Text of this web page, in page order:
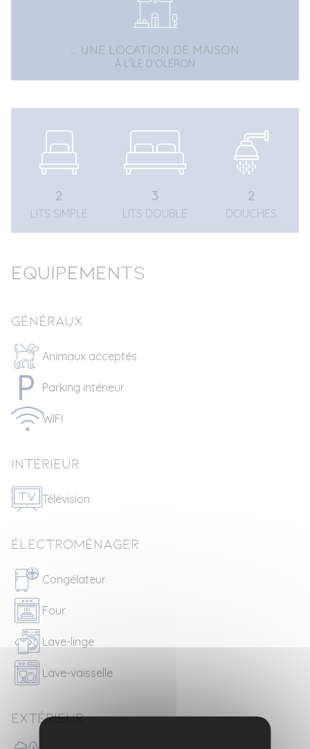
... UNE LOCATION DE MAISON
À L'ÎLE D'OLÉRON
2
LITS SIMPLE
3
LITS DOUBLE
2
DOUCHES
Equipements
Généraux
Animaux acceptés
Parking intérieur
WIFI
Intérieur
Télévision
Électroménager
Congélateur
Four
Lave-linge
Lave-vaisselle
Extérieur